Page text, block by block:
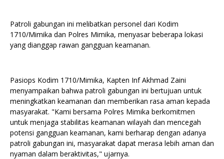
Patroli gabungan ini melibatkan personel dari Kodim
1710/Mimika dan Polres Mimika, menyasar beberapa lokasi
yang dianggap rawan gangguan keamanan.
Pasiops Kodim 1710/Mimika, Kapten Inf Akhmad Zaini
menyampaikan bahwa patroli gabungan ini bertujuan untuk
meningkatkan keamanan dan memberikan rasa aman kepada
masyarakat. "Kami bersama Polres Mimika berkomitmen
untuk menjaga stabilitas keamanan wilayah dan mencegah
potensi gangguan keamanan, kami berharap dengan adanya
patroli gabungan ini, masyarakat dapat merasa lebih aman dan
nyaman dalam beraktivitas," ujarnya.